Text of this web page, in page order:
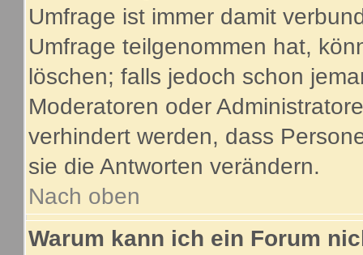
Umfrage ist immer damit
Umfrage teilgenommen hat,
löschen; falls jedoch schon
Moderatoren oder
verhindert werden, dass
sie die Antworten verändern.
Nach oben
Warum kann ich ein Forum